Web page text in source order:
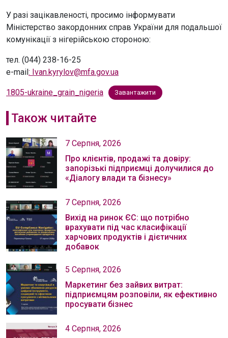
У разі зацікавленості, просимо інформувати
Міністерство закордонних справ України для подальшої
комунікації з нігерійською стороною:
тел. (044) 238-16-25
e-mail: Ivan.kyrylov@mfa.gov.ua
1805-ukraine_grain_nigeria Завантажити
Також читайте
7 Серпня, 2026
Про клієнтів, продажі та довіру:
запорізькі підприємці долучилися до
«Діалогу влади та бізнесу»
7 Серпня, 2026
Вихід на ринок ЄС: що потрібно
врахувати під час класифікації
харчових продуктів і дієтичних
добавок
5 Серпня, 2026
Маркетинг без зайвих витрат:
підприємцям розповіли, як ефективно
просувати бізнес
4 Серпня, 2026